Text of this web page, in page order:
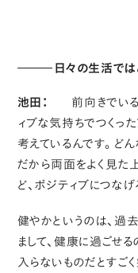
日々の生活では
池田：
前向きでい
ィブな気持ちでつくっ
考えているんです。ど
だから両面をよく見た
ど、ポジティブにつな
健やかというのは、過
まして、健康に過ごせ
入らないものだとすご